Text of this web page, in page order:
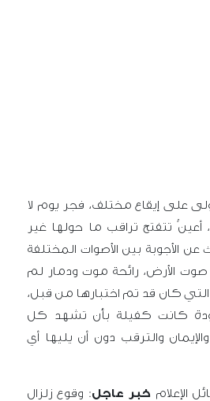
على إيقاع مختلف، فجر يوم لا
تتفتح تراقب ما حولها غير
بين الأصوات المختلفة
الأرض، رائحة موت ودمار لم
كان قد تم اختبارها من قبل،
كانت كفيلة بأن تشهد كل
والترقب دون أن يليها أي
خبر عاجل: وقوع زلزال